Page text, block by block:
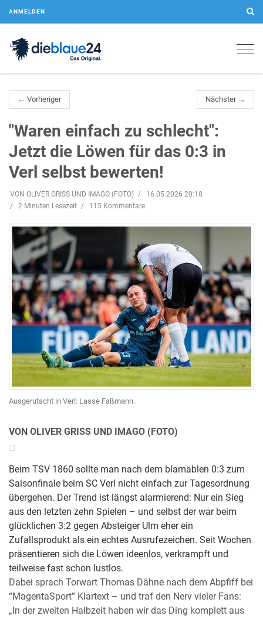
ANMELDEN
← Vorheriger Nächster →
"Waren einfach zu schlecht":
Jetzt die Löwen für das 0:3 in
Verl selbst bewerten!
VON OLIVER GRISS UND IMAGO (FOTO)
16.05.2026 20:18
2 Minuten Lesezeit
115 Kommentare
Ausgerutscht in Verl: Lasse Faßmann.
VON OLIVER GRISS UND IMAGO (FOTO)
Beim TSV 1860 sollte man nach dem blamablen 0:3 zum
Saisonfinale beim SC Verl nicht einfach zur Tagesordnung
übergehen. Der Trend ist längst alarmierend: Nur ein Sieg
aus den letzten zehn Spielen – und selbst der war beim
glücklichen 3:2 gegen Absteiger Ulm eher ein
Zufallsprodukt als ein echtes Ausrufezeichen. Seit Wochen
präsentieren sich die Löwen ideenlos, verkrampft und
teilweise fast schon lustlos.
Dabei sprach Torwart Thomas Dähne nach dem Abpfiff bei
“MagentaSport” Klartext – und traf den Nerv vieler Fans:
„In der zweiten Halbzeit haben wir das Ding komplett aus